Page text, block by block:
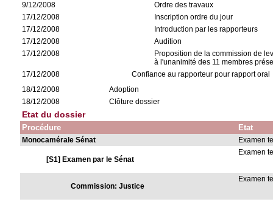
9/12/2008
Ordre des travaux
17/12/2008
Inscription ordre du jour
17/12/2008
Introduction par les rapporteurs
17/12/2008
Audition
17/12/2008
Proposition de la commission de
à l'unanimité des 11 membres
17/12/2008
Confiance au rapporteur pour rapport oral
18/12/2008
Adoption
18/12/2008
Clôture dossier
Etat du dossier
Procédure Etat
Monocamérale Sénat Examen
[S1] Examen par le Sénat
Examen
Commission: Justice
Examen